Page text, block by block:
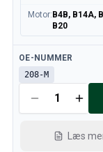
Motor: B4B, B14A,
B20
Tilgængelig
OE-NUMMER
208-M
Læs